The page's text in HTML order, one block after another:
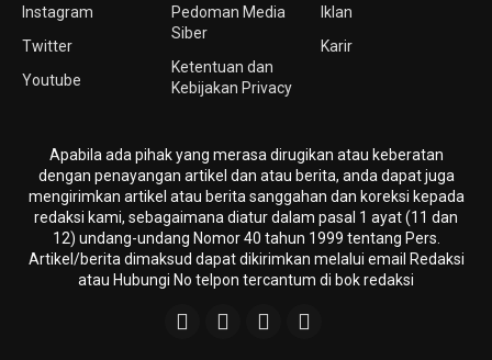
Instagram
Twitter
Youtube
Pedoman Media
Siber
Ketentuan dan
Kebijakan Privacy
Iklan
Karir
Apabila ada pihak yang merasa dirugikan atau keberatan
dengan penayangan artikel dan atau berita, anda dapat juga
mengirimkan artikel atau berita sanggahan dan koreksi kepada
redaksi kami, sebagaimana diatur dalam pasal 1 ayat (11 dan
12) undang-undang Nomor 40 tahun 1999 tentang Pers.
Artikel/berita dimaksud dapat dikirimkan melalui email Redaksi
atau Hubungi No telpon tercantum di bok redaksi